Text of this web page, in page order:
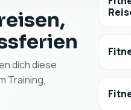
dich diese
Training,